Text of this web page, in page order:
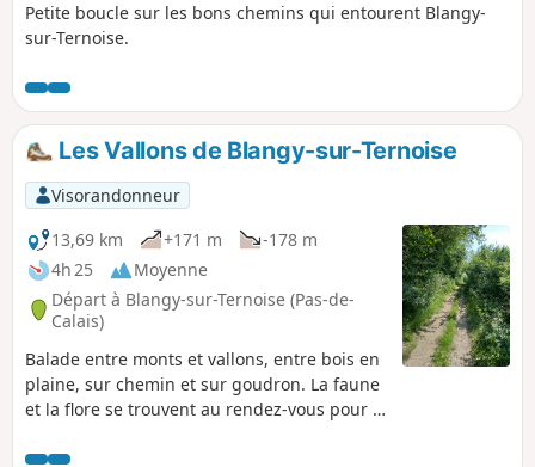
Petite boucle sur les bons chemins qui entourent Blangy-
sur-Ternoise.
Les Vallons de Blangy-sur-Ternoise
Visorandonneur
13,69 km
+171 m
-178 m
4h 25
Moyenne
Départ à Blangy-sur-Ternoise (Pas-de-
Calais)
Balade entre monts et vallons, entre bois en
plaine, sur chemin et sur goudron. La faune
et la flore se trouvent au rendez-vous pour le
grimpettes mais rien d'insurmontable.